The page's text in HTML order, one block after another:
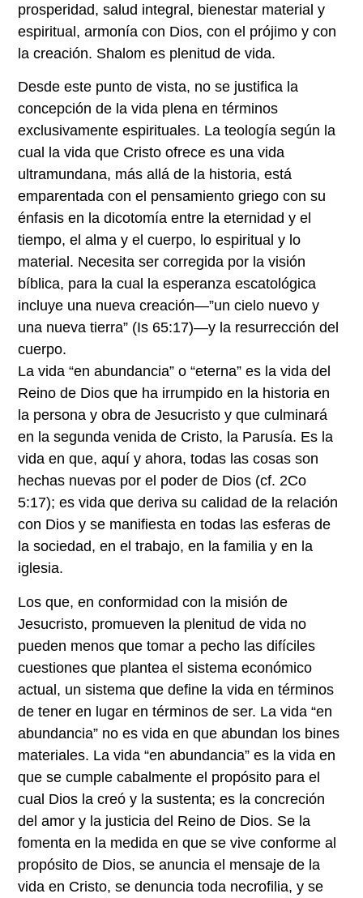
prosperidad, salud integral, bienestar material y
espiritual, armonía con Dios, con el prójimo y con
la creación. Shalom es plenitud de vida.
Desde este punto de vista, no se justifica la
concepción de la vida plena en términos
exclusivamente espirituales. La teología según la
cual la vida que Cristo ofrece es una vida
ultramundana, más allá de la historia, está
emparentada con el pensamiento griego con su
énfasis en la dicotomía entre la eternidad y el
tiempo, el alma y el cuerpo, lo espiritual y lo
material. Necesita ser corregida por la visión
bíblica, para la cual la esperanza escatológica
incluye una nueva creación—”un cielo nuevo y
una nueva tierra” (Is 65:17)—y la resurrección del
cuerpo.
La vida “en abundancia” o “eterna” es la vida del
Reino de Dios que ha irrumpido en la historia en
la persona y obra de Jesucristo y que culminará
en la segunda venida de Cristo, la Parusía. Es la
vida en que, aquí y ahora, todas las cosas son
hechas nuevas por el poder de Dios (cf. 2Co
5:17); es vida que deriva su calidad de la relación
con Dios y se manifiesta en todas las esferas de
la sociedad, en el trabajo, en la familia y en la
iglesia.
Los que, en conformidad con la misión de
Jesucristo, promueven la plenitud de vida no
pueden menos que tomar a pecho las difíciles
cuestiones que plantea el sistema económico
actual, un sistema que define la vida en términos
de tener en lugar en términos de ser. La vida “en
abundancia” no es vida en que abundan los bines
materiales. La vida “en abundancia” es la vida en
que se cumple cabalmente el propósito para el
cual Dios la creó y la sustenta; es la concreción
del amor y la justicia del Reino de Dios. Se la
fomenta en la medida en que se vive conforme al
propósito de Dios, se anuncia el mensaje de la
vida en Cristo, se denuncia toda necrofilia, y se